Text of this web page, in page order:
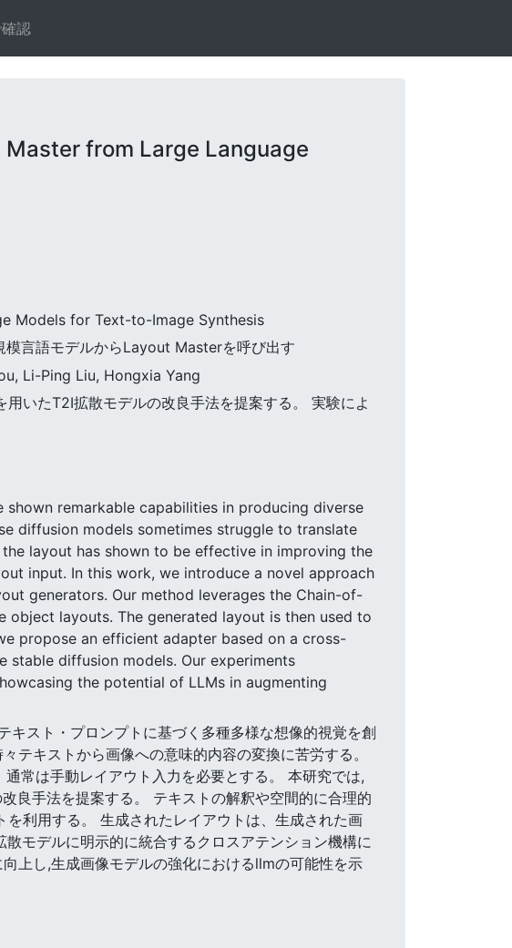
認
Master from Large Language
Models for Text-to-Image Synthesis
言語モデルからLayout Masterを呼び出す
Li-Ping Liu, Hongxia Yang
いたT2I拡散モデルの改良手法を提案する。 実験によ
remarkable capabilities in producing diverse
diffusion models sometimes struggle to translate
layout has shown to be effective in improving the
input. In this work, we introduce a novel approach
generators. Our method leverages the Chain-of-
layouts. The generated layout is then used to
propose an efficient adapter based on a cross-
diffusion models. Our experiments
the potential of LLMs in augmenting
スト・プロンプトに基づく多種多様な想像的視覚を創
テキストから画像への意味的内容の変換に苦労する。
常は手動レイアウト入力を必要とする。 本研究では,
良手法を提案する。 テキストの解釈や空間的に合理的
利用する。 生成されたレイアウトは、生成された画
モデルに明示的に統合するクロスアテンション機構に
上し,生成画像モデルの強化におけるllmの可能性を示